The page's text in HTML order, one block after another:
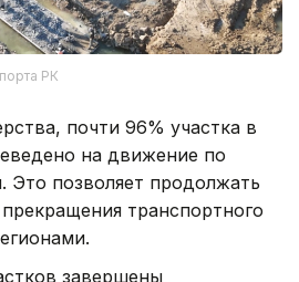
РК
почти 96% участка в
на движение по
Это позволяет продолжать
транспортного
завершены